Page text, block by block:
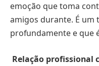
emoção que toma
amigos durante. É um
profundamente e que
Relação profissional